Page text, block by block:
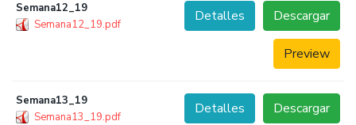
Semana12_19
Semana12_19.pdf
Descargar
Detalles
Preview
Semana13_19
Semana13_19.pdf
Descargar
Detalles